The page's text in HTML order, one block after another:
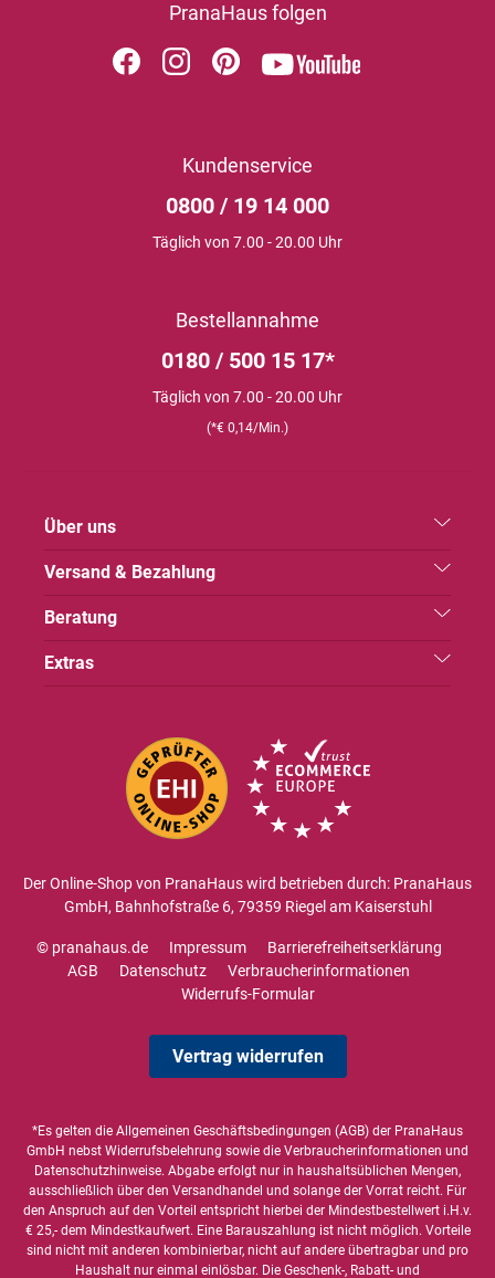
PranaHaus folgen
Kundenservice
0800 / 19 14 000
Täglich von 7.00 - 20.00 Uhr
Bestellannahme
0180 / 500 15 17*
Täglich von 7.00 - 20.00 Uhr
(*€ 0,14/Min.)
Über uns
Versand & Bezahlung
Beratung
Extras
Der Online-Shop von PranaHaus wird betrieben durch: PranaHaus
GmbH, Bahnhofstraße 6, 79359 Riegel am Kaiserstuhl
© pranahaus.de Impressum
Barrierefreiheitserklärung
AGB
Datenschutz
Verbraucherinformationen
Widerrufs-Formular
Vertrag widerrufen
*Es gelten die Allgemeinen Geschäftsbedingungen (AGB) der PranaHaus
GmbH nebst Widerrufsbelehrung sowie die Verbraucherinformationen und
Datenschutzhinweise. Abgabe erfolgt nur in haushaltsüblichen Mengen,
ausschließlich über den Versandhandel und solange der Vorrat reicht. Für
den Anspruch auf den Vorteil entspricht hierbei der Mindestbestellwert i.H.v.
€ 25,- dem Mindestkaufwert. Eine Barauszahlung ist nicht möglich. Vorteile
sind nicht mit anderen kombinierbar, nicht auf andere übertragbar und pro
Haushalt nur einmal einlösbar. Die Geschenk-, Rabatt- und